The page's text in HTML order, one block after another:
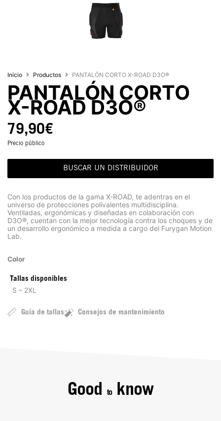
Inicio Productos PANTALÓN CORTO X-ROAD D3O®
PANTALÓN CORTO
X-ROAD D3O®
79,90€
Precio público
BUSCAR UN DISTRIBUIDOR
Con los productos de la gama X-ROAD, te adentras en el
universo de protecciones polivalentes multidisciplina.
Ventiladas, ergonómicas y diseñadas en colaboración con
D3O®, cuentan con la mejor tecnología contra los choques y de
un desarrollo ergonómico a medida a cargo del Furygan Motion
Lab.
Color
Tallas disponibles
S – 2XL
Guía de tallas Consejos de mantenimiento
Good toknow